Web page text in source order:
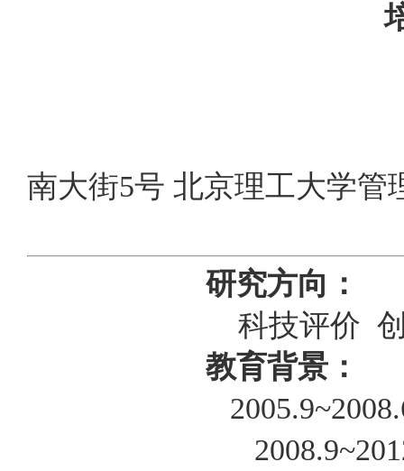
培养层
南大街5号 北京理工大学管
研究方向：
科技评价 创新
教育背景：